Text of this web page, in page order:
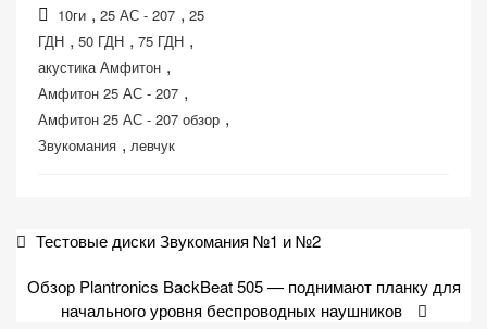
10ги , 25 АС - 207 , 25
ГДН , 50 ГДН , 75 ГДН ,
акустика Амфитон ,
Амфитон 25 АС - 207 ,
Амфитон 25 АС - 207 обзор ,
Звукомания , левчук
Навигация
записям
Тестовые диски Звукомания №1 и №2
Обзор Plantronics BackBeat 505 — поднимают планку для
начального уровня беспроводных наушников